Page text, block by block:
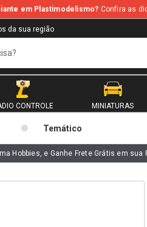
em Plastimodelismo? Confira as
da sua região
CONTROLE MINIATURAS
Temático
Hobbies, e Ganhe Frete Grátis em sua